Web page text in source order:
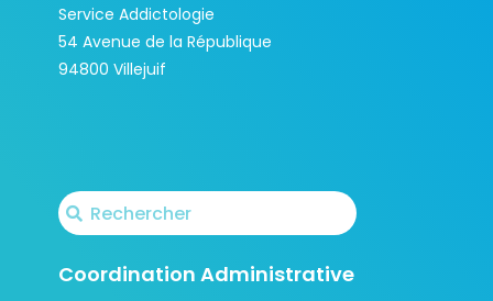
Service Addictologie
54 Avenue de la République
94800 Villejuif
Coordination Administrative